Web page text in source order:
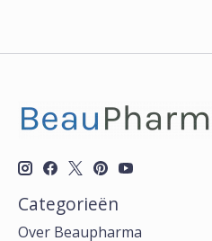
Categorieën
Over Beaupharma